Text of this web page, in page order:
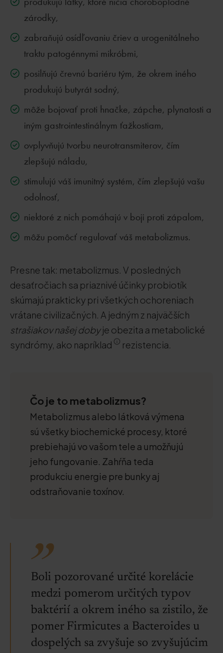
zárodky,
zabraňujú osídľovaniu čriev a urogenitálneho
traktu patogénnymi mikróbmi,
posilňujú črevnú bariéru tým, že okrem iného
produkujú butyrát sodný,
môže bojovať proti hnačke, zápche, plynatosti a
iným gastrointestinálnym ťažkostiam,
ovplyvňujú tvorbu neurotransmiterov, čím
zlepšujú náladu,
stimulujú váš imunitný systém, čím zlepšujú vašu
odolnosť,
niektoré z nich pomáhajú v boji proti zápalom,
môžu pomôcť regulovať váš metabolizmus.
Presne tak: metabolizmus. V posledných
desaťročiach sa priaznivé účinky probiotík
skúmajú prakticky pri všetkých ochoreniach
vrátane civilizačných. A jedným z najväčších
strašiakov našej dobyje obezita a metabolické
syndrómy, ako napríklad
rezistencia.
Čo je to metabolizmus?
Metabolizmus alebo látková výmena
sú všetky biochemické procesy, ktoré
prebiehajú vo vašom tele a umožňujú
jeho fungovanie. Zahŕňa teda
produkciu energie pre bunky aj
odstraňovanie toxínov.
Boli pozorované určité korelácie
medzi pomerom určitých typov
baktérií a okrem iného sa zistilo, že
pomer Firmicutes a Bacteroides u
dospelých sa zvyšuje so zvyšujúcim